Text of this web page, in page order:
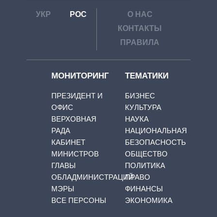
УКР РОС
О НАС
КОНТАКТЫ
ПРАВИЛА
МОНИТОРИНГ
ПРЕЗИДЕНТ И
ОФИС
ВЕРХОВНАЯ
РАДА
КАБИНЕТ
МИНИСТРОВ
ГЛАВЫ
ОБЛАДМИНИСТРАЦИЙ
МЭРЫ
ВСЕ ПЕРСОНЫ
ТЕМАТИКИ
БИЗНЕС
КУЛЬТУРА
НАУКА
НАЦИОНАЛЬНАЯ
БЕЗОПАСНОСТЬ
ОБЩЕСТВО
ПОЛИТИКА
ПРАВО
ФИНАНСЫ
ЭКОНОМИКА